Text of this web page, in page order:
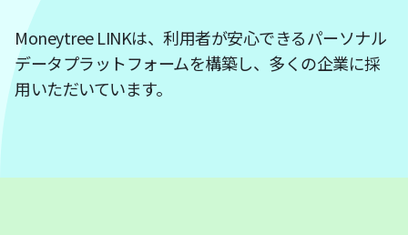
Moneytree LINKは、利用者が安心できるパーソナル
データプラットフォームを構築し、多くの企業に採
用いただいています。